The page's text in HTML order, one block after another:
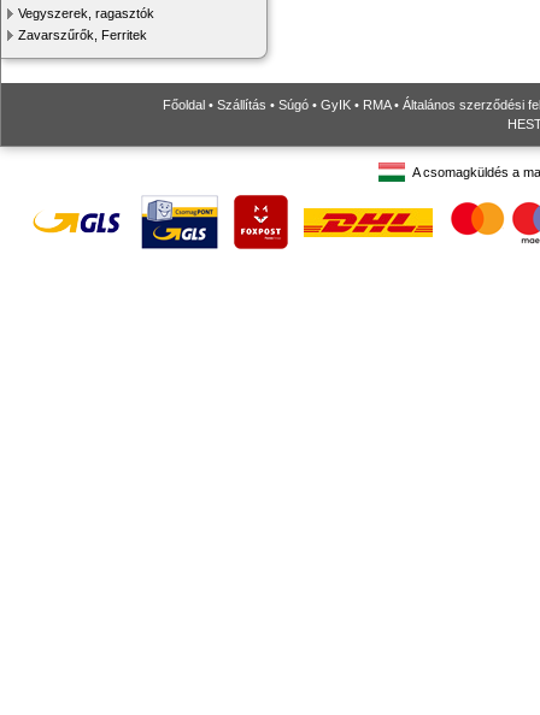
Vegyszerek, ragasztók
Zavarszűrők, Ferritek
Főoldal • Szállítás • Súgó • GyIK • RMA• Általános szerződési
A csomagküldés a